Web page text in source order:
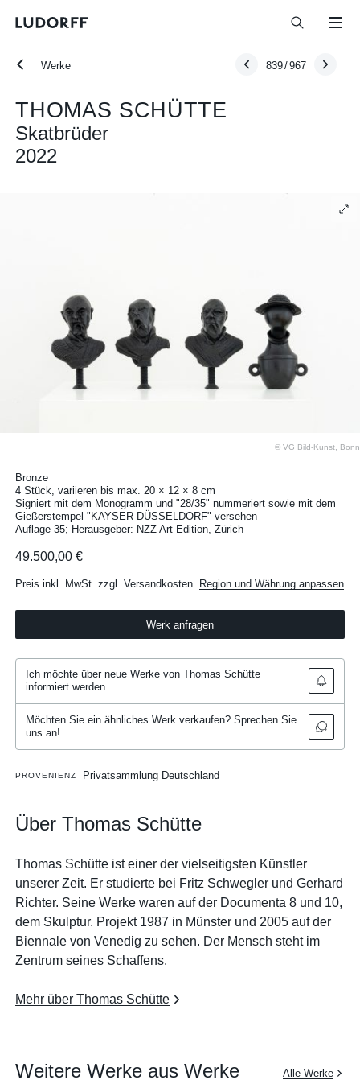
Werke 839/967
THOMAS SCHÜTTE
Skatbrüder
2022
© VG Bild-Kunst, Bonn
Bronze
4 Stück, variieren bis max. 20 × 12 × 8 cm
Signiert mit dem Monogramm und "28/35" nummeriert sowie mit dem
Gießerstempel "KAYSER DÜSSELDORF" versehen
Auflage 35; Herausgeber: NZZ Art Edition, Zürich
49.500,00 €
Preis inkl. MwSt. zzgl. Versandkosten. Region und Währung anpassen
Werk anfragen
Ich möchte über neue Werke von Thomas Schütte
informiert werden.
Möchten Sie ein ähnliches Werk verkaufen? Sprechen Sie
uns an!
PROVENIENZ Privatsammlung Deutschland
Über Thomas Schütte
Thomas Schütte ist einer der vielseitigsten Künstler
unserer Zeit. Er studierte bei Fritz Schwegler und Gerhard
Richter. Seine Werke waren auf der Documenta 8 und 10,
dem Skulptur. Projekt 1987 in Münster und 2005 auf der
Biennale von Venedig zu sehen. Der Mensch steht im
Zentrum seines Schaffens.
Mehr über Thomas Schütte
Weitere Werke aus Werke Alle Werke